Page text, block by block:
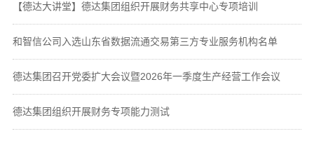
【德达大讲堂】德达集团组织开展财务共享中心专项培训
和智信公司入选山东省数据流通交易第三方专业服务机构名单
德达集团召开党委扩大会议暨2026年一季度生产经营工作会议
德达集团组织开展财务专项能力测试